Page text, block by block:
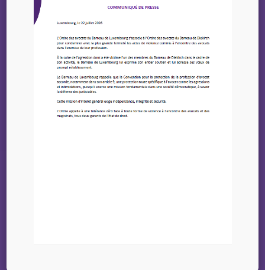
4 Juin 2024 – CJBL –
Conférence « Le lanceur
d’alerte et l’avocat » –
Bulletin n°28/2023-2024